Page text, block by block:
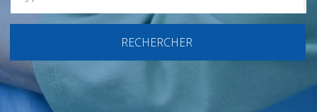
RECHERCHER